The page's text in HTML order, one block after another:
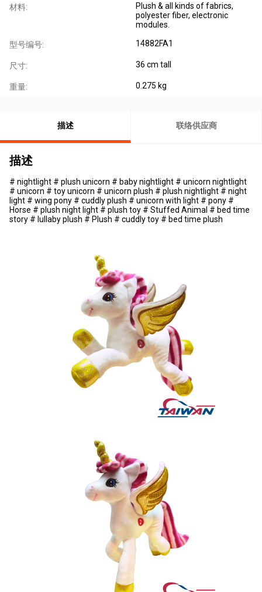
材料:
Plush & all kinds of fabrics,
polyester fiber, electronic
modules.
型号编号: 14882FA1
尺寸: 36 cm tall
重量: 0.275 kg
描述 联络供应商
描述
# nightlight # plush unicorn # baby nightlight # unicorn nightlight
# unicorn # toy unicorn # unicorn plush # plush nightlight # night
light # wing pony # cuddly plush # unicorn with light # pony #
Horse # plush night light # plush toy # Stuffed Animal # bed time
story # lullaby plush # Plush # cuddly toy # bed time plush